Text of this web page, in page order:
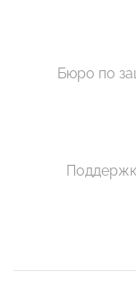
Бюро по